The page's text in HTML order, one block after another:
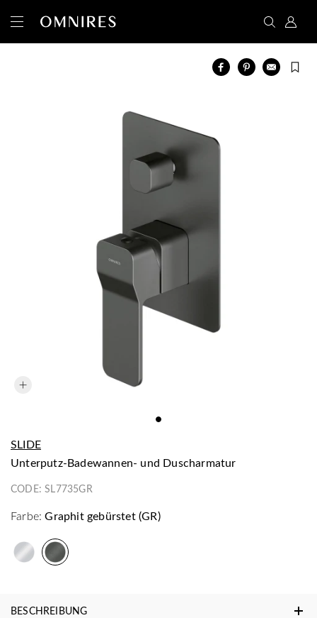
SLIDE
Unterputz-Badewannen- und Duscharmatur
CODE:SL7735GR
Farbe: Graphit gebürstet (GR)
BESCHREIBUNG